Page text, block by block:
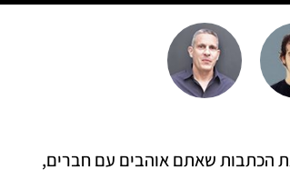
את הכתבות שאתם אוהבים עם חברים,